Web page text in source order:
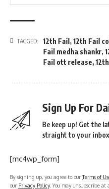
TAGGED: 12th Fail , 12th Fail
Fail medha shankr,
Fail ott release,
Sign Up For
Be keep up! Get the
straight to your
[mc4wp_form]
By signing up, you agree to ourTerms of
our Privacy Policy. You may unsubscribe at